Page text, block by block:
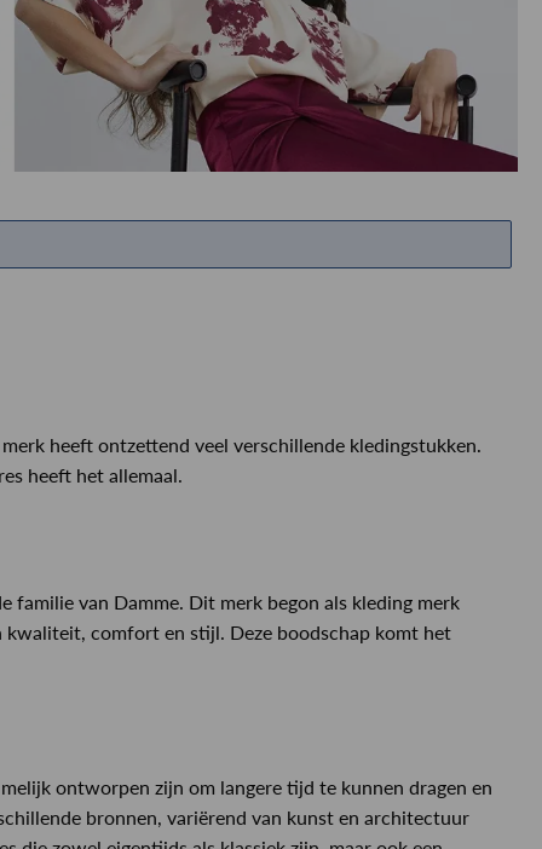
ETEN & DRINKEN >
heeft ontzettend veel verschillende kledingstukken.
heeft het allemaal.
familie van Damme. Dit merk begon als kleding merk
kwaliteit, comfort en stijl. Deze boodschap komt het
ontworpen zijn om langere tijd te kunnen dragen en
bronnen, variërend van kunst en architectuur